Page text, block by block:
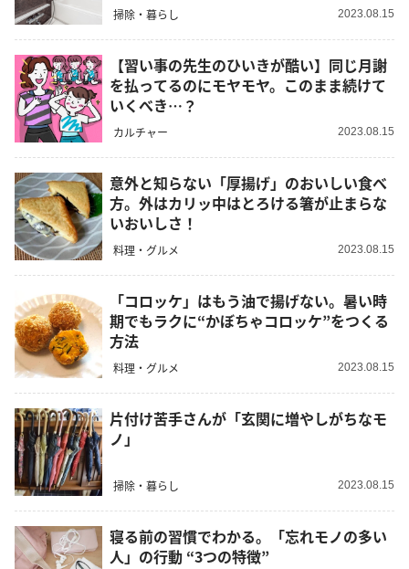
掃除・暮らし 2023.08.15
【習い事の先生のひいきが酷い】同じ月謝
を払ってるのにモヤモヤ。このまま続けて
いくべき…？
カルチャー 2023.08.15
意外と知らない「厚揚げ」のおいしい食べ
方。外はカリッ中はとろける箸が止まらな
いおいしさ！
料理・グルメ 2023.08.15
「コロッケ」はもう油で揚げない。暑い時
期でもラクに“かぼちゃコロッケ”をつくる
方法
料理・グルメ 2023.08.15
片付け苦手さんが「玄関に増やしがちなモ
ノ」
掃除・暮らし 2023.08.15
寝る前の習慣でわかる。「忘れモノの多い
人」の行動 “3つの特徴”